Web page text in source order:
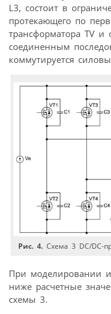
L3, состоит в
протекающего по
трансформатора TV и
соединенным
коммутируется
Рис. 4. Схема 3 DC/DC-
При моделировании
ниже расчетные
схемы 3.